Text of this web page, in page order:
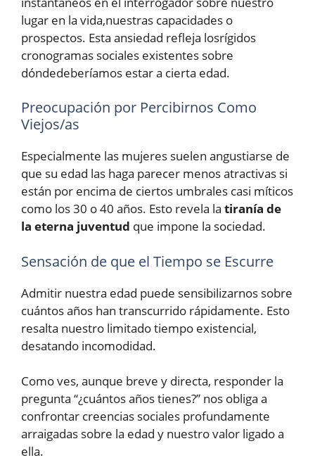
lugar en la vida,nuestras capacidades o
prospectos. Esta ansiedad refleja losrígidos
cronogramas sociales existentes sobre
dóndedeberíamos estar a cierta edad.
Preocupación por Percibirnos Como
Viejos/as
Especialmente las mujeres suelen angustiarse de
que su edad las haga parecer menos atractivas si
están por encima de ciertos umbrales casi míticos
como los 30 o 40 años. Esto revela la tiranía de
la eterna juventud que impone la sociedad.
Sensación de que el Tiempo se Escurre
Admitir nuestra edad puede sensibilizarnos sobre
cuántos años han transcurrido rápidamente. Esto
resalta nuestro limitado tiempo existencial,
desatando incomodidad.
Como ves, aunque breve y directa, responder la
pregunta “¿cuántos años tienes?” nos obliga a
confrontar creencias sociales profundamente
arraigadas sobre la edad y nuestro valor ligado a
ella.